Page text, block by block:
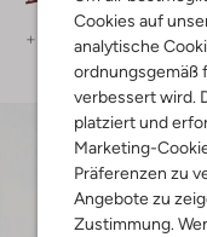
Cookies auf
analytische
ordnungsgemäß
verbessert wird.
platziert und
Marketing-
Präferenzen zu
Angebote zu
Zustimmung.
+ mehr farben